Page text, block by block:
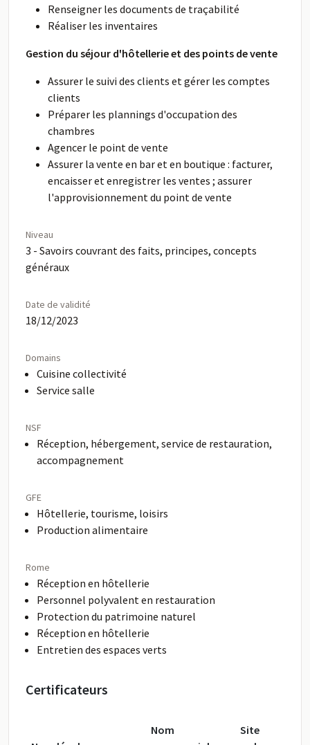
Renseigner les documents de traçabilité
Réaliser les inventaires
Gestion du séjour d'hôtellerie et des points de vente
Assurer le suivi des clients et gérer les comptes
clients
Préparer les plannings d'occupation des
chambres
Agencer le point de vente
Assurer la vente en bar et en boutique : facturer,
encaisser et enregistrer les ventes ; assurer
l'approvisionnement du point de vente
Niveau
3 - Savoirs couvrant des faits, principes, concepts
généraux
Date de validité
18/12/2023
Domains
Cuisine collectivité
Service salle
NSF
Réception, hébergement, service de restauration,
accompagnement
GFE
Hôtellerie, tourisme, loisirs
Production alimentaire
Rome
Réception en hôtellerie
Personnel polyvalent en restauration
Protection du patrimoine naturel
Réception en hôtellerie
Entretien des espaces verts
Certificateurs
Nom
Site